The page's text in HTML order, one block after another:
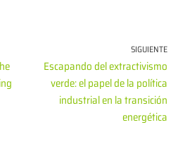
SIGUIENTE
Escapando del extractivismo
verde: el papel de la política
industrial en la transición
energética